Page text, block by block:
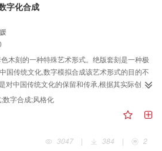
用到城市级别的大场景3维重建领域。
字化合成
木刻的一种特殊艺术形式。绝版套刻是一种极
国传统文化,数字模拟合成该艺术形式的目的不
对中国传统文化的保留和传承,根据其实际创作
数字合成方法。 本文方法前期采集了大量真实
痕元素构建了刻痕库。在模拟套印过程中,首先对
模拟不同版次。再通过笔刷绘制刻痕来模拟不
像着色来模拟真实绝版套刻的印刷过程。最后
廓进行增强。 最终数字合成云南绝版套刻风格
数字合成;风格化
3047
| 384 | 2